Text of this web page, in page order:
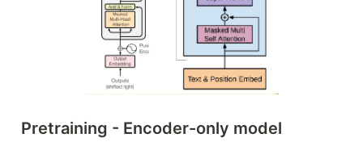
Pretraining - Encoder-only model